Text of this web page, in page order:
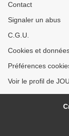
Contact
Signaler un abus
C.G.U.
Cookies et
Préférences
Voir le profil de